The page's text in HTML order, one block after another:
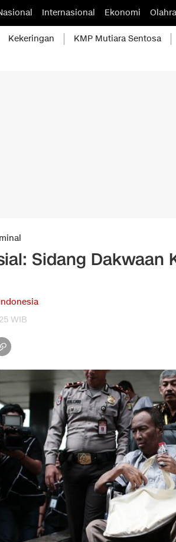
Internasional Ekonomi
Kekeringan KMP Mutiara Sentosa
Sidang Dakwaan
WIB